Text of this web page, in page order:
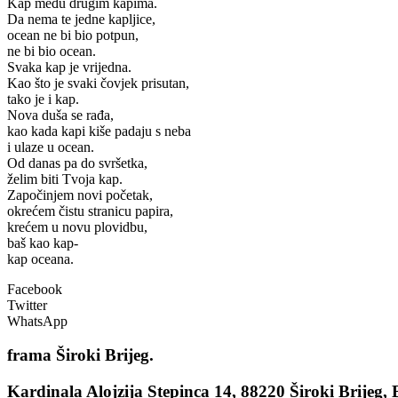
Da nema te jedne kapljice,
ocean ne bi bio potpun,
ne bi bio ocean.
Svaka kap je vrijedna.
Kao što je svaki čovjek prisutan,
tako je i kap.
Nova duša se rađa,
kao kada kapi kiše padaju s neba
i ulaze u ocean.
Od danas pa do svršetka,
želim biti Tvoja kap.
Započinjem novi početak,
okrećem čistu stranicu papira,
krećem u novu plovidbu,
baš kao kap-
kap oceana.
Facebook
Twitter
WhatsApp
frama Široki Brijeg.
Kardinala Alojzija Stepinca 14, 88220 Široki Brijeg,